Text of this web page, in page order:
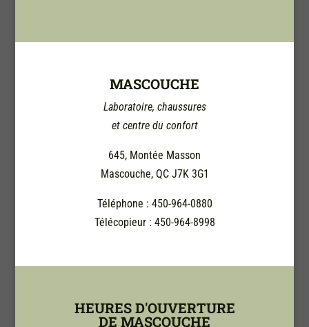
MASCOUCHE
Laboratoire, chaussures
et centre du confort
645, Montée Masson
Mascouche, QC J7K 3G1
Téléphone : 450-964-0880
Télécopieur : 450-964-8998
HEURES D'OUVERTURE
DE MASCOUCHE